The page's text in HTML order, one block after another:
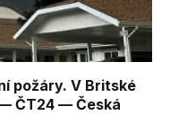
požáry. V Britské
ČT24 — Česká